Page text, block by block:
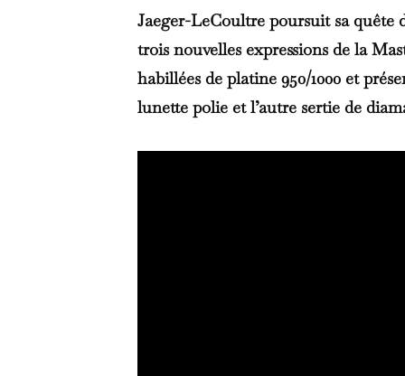
Jaeger-LeCoultre poursuit sa quête
trois nouvelles expressions de la
habillées de platine 950/1000 et
lunette polie et l’autre sertie de